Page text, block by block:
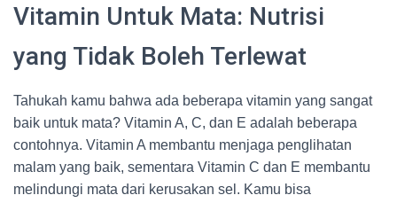
Vitamin Untuk Mata: Nutrisi
yang Tidak Boleh Terlewat
Tahukah kamu bahwa ada beberapa vitamin yang sangat
baik untuk mata? Vitamin A, C, dan E adalah beberapa
contohnya. Vitamin A membantu menjaga penglihatan
malam yang baik, sementara Vitamin C dan E membantu
melindungi mata dari kerusakan sel. Kamu bisa